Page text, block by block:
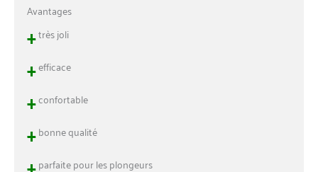
Avantages
+très joli
+efficace
+confortable
+bonne qualité
parfaite pour les plongeurs